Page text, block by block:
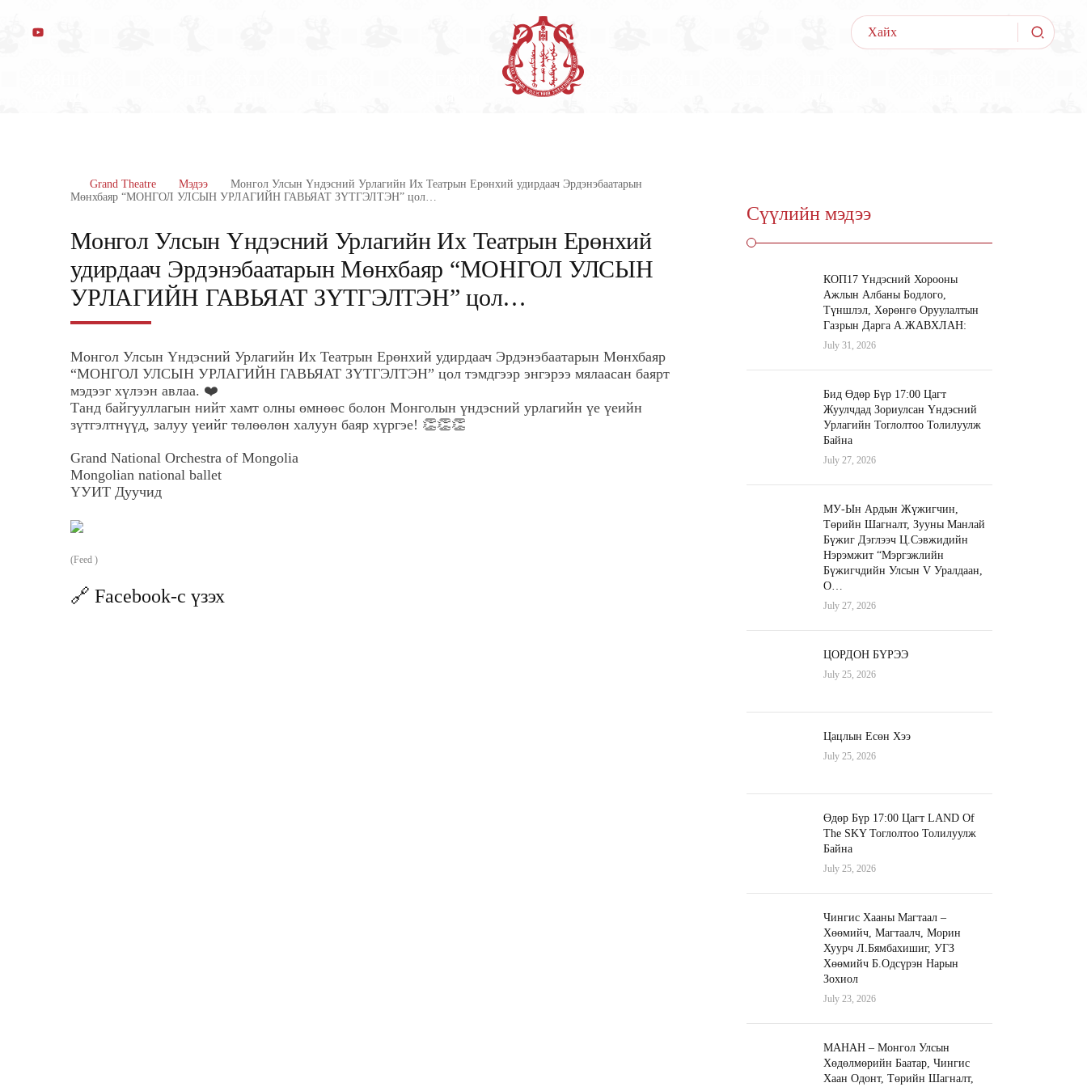
Grand Theatre Мэдээ
Монгол Улсын Үндэсний Урлагийн Их Театрын Ерөнхий удирдаач Эрдэнэбаатарын
Мөнхбаяр “МОНГОЛ УЛСЫН УРЛАГИЙН ГАВЬЯАТ ЗҮТГЭЛТЭН” цол…
Монгол Улсын Үндэсний Урлагийн Их Театрын Ерөнхий
удирдаач Эрдэнэбаатарын Мөнхбаяр “МОНГОЛ УЛСЫН
УРЛАГИЙН ГАВЬЯАТ ЗҮТГЭЛТЭН” цол…
Монгол Улсын Үндэсний Урлагийн Их Театрын Ерөнхий удирдаач Эрдэнэбаатарын Мөнхбаяр
“МОНГОЛ УЛСЫН УРЛАГИЙН ГАВЬЯАТ ЗҮТГЭЛТЭН” цол тэмдгээр энгэрээ мялаасан баярт
мэдээг хүлээн авлаа. ❤️
Танд байгууллагын нийт хамт олны өмнөөс болон Монголын үндэсний урлагийн үе үеийн
зүтгэлтнүүд, залуу үеийг төлөөлөн халуун баяр хүргэе! 👏👏👏
Grand National Orchestra of Mongolia
Mongolian national ballet
ҮУИТ Дуучид
(Feed )
🔗 Facebook-с үзэх
Сүүлийн мэдээ
КОП17 Үндэсний Хорооны
Ажлын Албаны Бодлого,
Түншлэл, Хөрөнгө Оруулалтын
Газрын Дарга А.ЖАВХЛАН:
July 31, 2026
Бид Өдөр Бүр 17:00 Цагт
Жуулчдад Зориулсан Үндэсний
Урлагийн Тоглолтоо Толилуулж
Байна
July 27, 2026
МУ-Ын Ардын Жүжигчин,
Төрийн Шагналт, Зууны Манлай
Бүжиг Дэглээч Ц.Сэвжидийн
Нэрэмжит “Мэргэжлийн
Бүжигчдийн Улсын V Уралдаан,
О…
July 27, 2026
ЦОРДОН БҮРЭЭ
July 25, 2026
Цацлын Есөн Хээ
July 25, 2026
Өдөр Бүр 17:00 Цагт LAND Of
The SKY Тоглолтоо Толилуулж
Байна
July 25, 2026
Чингис Хааны Магтаал –
Хөөмийч, Магтаалч, Морин
Хуурч Л.Бямбахишиг, УГЗ
Хөөмийч Б.Одсүрэн Нарын
Зохиол
July 23, 2026
МАНАН – Монгол Улсын
Хөдөлмөрийн Баатар, Чингис
Хаан Одонт, Төрийн Шагналт,